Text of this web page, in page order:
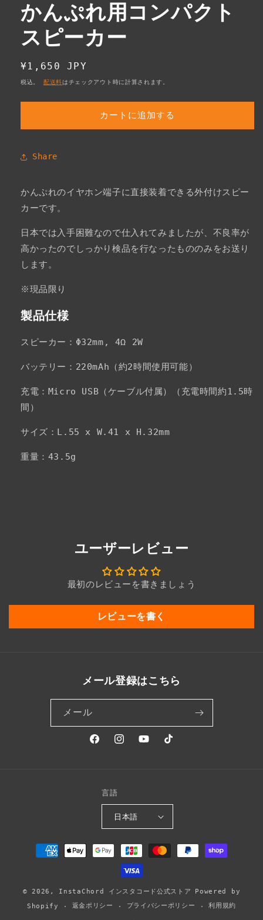
かんぷれ用コンパクト
スピーカー
通
常
¥1,650 JPY
税込。 配送料はチェックアウト時に計算されます。
カートに追加する
Share
かんぷれのイヤホン端子に直接装着できる外付けスピー
カーです。
日本では入手困難なので仕入れてみましたが、不良率が
高かったのでしっかり検品を行なったもののみをお送り
します。
※現品限り
製品仕様
スピーカー：Φ32mm, 4Ω 2W
バッテリー：220mAh（約2時間使用可能）
充電：Micro USB（ケーブル付属）（充電時間約1.5時
間）
サイズ：L.55 x W.41 x H.32mm
重量：43.5g
ユーザーレビュー
最初のレビューを書きましょう
レビューを書く
メール登録はこちら
メール
FacebookInstagramYouTubeTikTok
言語
日本語
法
© 2026, InstaChord インスタコード公式ストア
Powered by
Shopify
返金ポリシー プライバシーポリシー 利用規約